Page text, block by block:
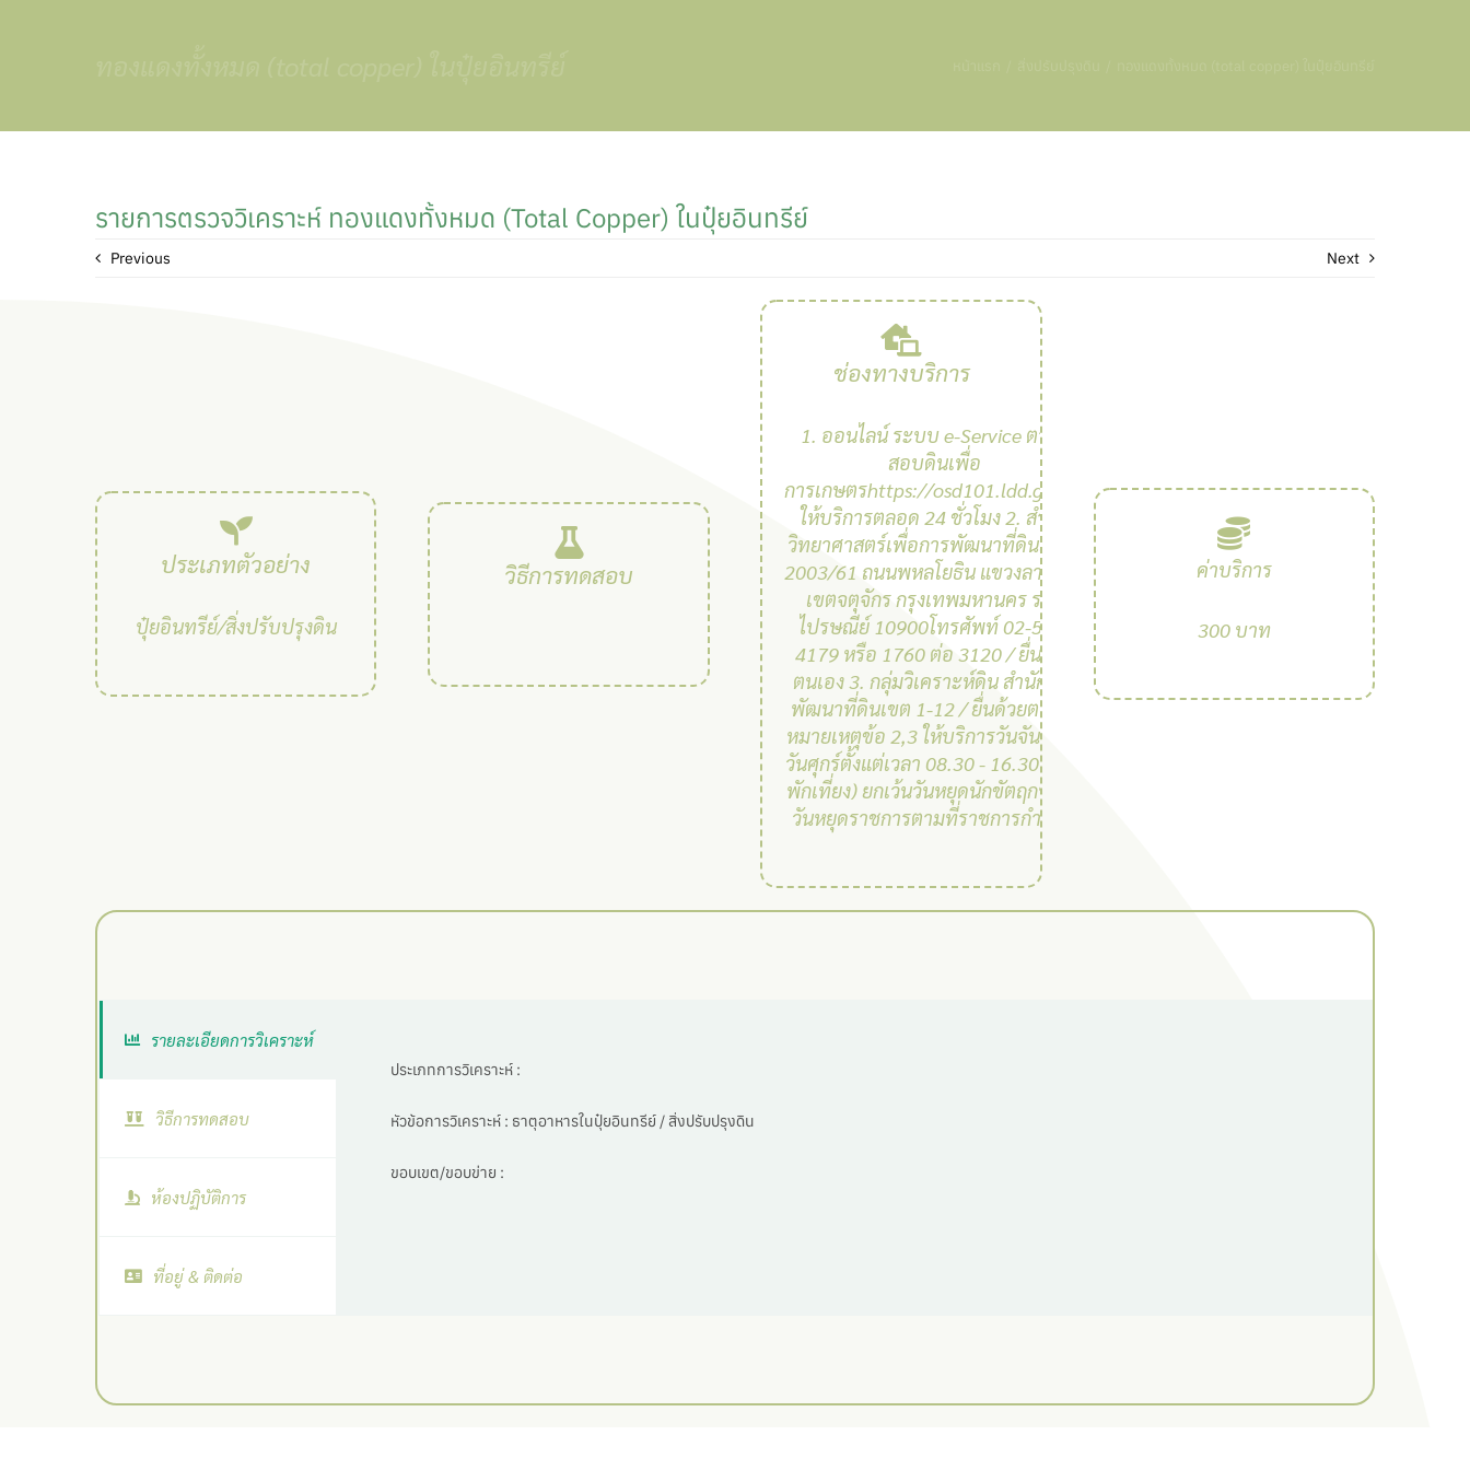
รายการตรวจวิเคราะห์ ทองแดงทั้งหมด (total Copper) ในปุ๋ยอินทรีย์
Previous Next
ประเภทตัวอย่าง
ปุ๋ยอินทรีย์/สิ่งปรับปรุงดิน
วิธีการทดสอบ
ช่องทางบริการ
1. ออนไลน์ ระบบ e-Service ตรวจ
สอบดินเพื่อ
การเกษตรhttps://osd101.ldd.go.th/
ให้บริการตลอด 24 ชั่วโมง 2. สํานัก
วิทยาศาสตร์เพื่อการพัฒนาที่ดินเลขที่
2003/61 ถนนพหลโยธิน แขวงลาดยาว
เขตจตุจักร กรุงเทพมหานคร รหัส
ไปรษณีย์ 10900โทรศัพท์ 02-561-
4179 หรือ 1760 ต่อ 3120 / ยื่นด้วย
ตนเอง 3. กลุ่มวิเคราะห์ดิน สํานักงาน
พัฒนาที่ดินเขต 1-12 / ยื่นด้วยตนเอง
หมายเหตุข้อ 2,3 ให้บริการวันจันทร์ถึง
วันศุกร์ตั้งแต่เวลา 08.30 - 16.30 น. (มี
พักเที่ยง) ยกเว้นวันหยุดนักขัตฤกษ์และ
วันหยุดราชการตามที่ราชการกําหนด
ค่าบริการ
300 บาท
รายละเอียดการวิเคราะห์
วิธีการทดสอบ
ห้องปฏิบัติการ
ที่อยู่ & ติดต่อ
ประเภทการวิเคราะห์ :
หัวข้อการวิเคราะห์ : ธาตุอาหารในปุ๋ยอินทรีย์ / สิ่งปรับปรุงดิน
ขอบเขต/ขอบข่าย :